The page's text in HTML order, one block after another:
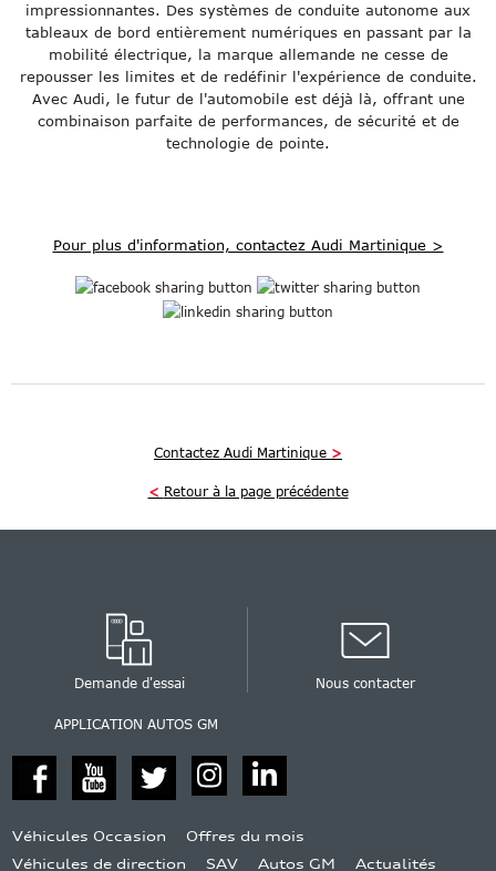
impressionnantes. Des systèmes de conduite autonome aux
tableaux de bord entièrement numériques en passant par la
mobilité électrique, la marque allemande ne cesse de
repousser les limites et de redéfinir l'expérience de conduite.
Avec Audi, le futur de l'automobile est déjà là, offrant une
combinaison parfaite de performances, de sécurité et de
technologie de pointe.
Pour plus d'information, contactez Audi Martinique >
Contactez Audi Martinique >
< Retour à la page précédente
Demande d'essai Nous contacter
APPLICATION AUTOS GM
Véhicules Occasion
Offres du mois
Véhicules de direction
SAV Autos GM Actualités